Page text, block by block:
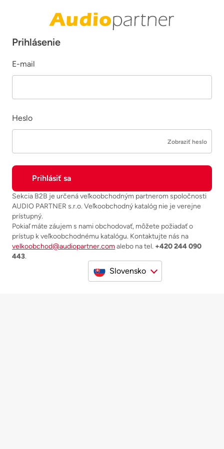
Prihlásenie
E-mail
Heslo
Zobraziť heslo
Sekcia B2B je určená veľkoobchodným partnerom spoločnosti
AUDIO PARTNER s.r.o. Veľkoobchodný katalóg nie je verejne
prístupný.
Pokiaľ máte záujem s nami obchodovať, môžete požiadať o
prístup k veľkoobchodnému katalógu. Kontaktujte nás na
velkoobchod@audiopartner.comalebo na tel. +420 244 090
443.
Slovensko